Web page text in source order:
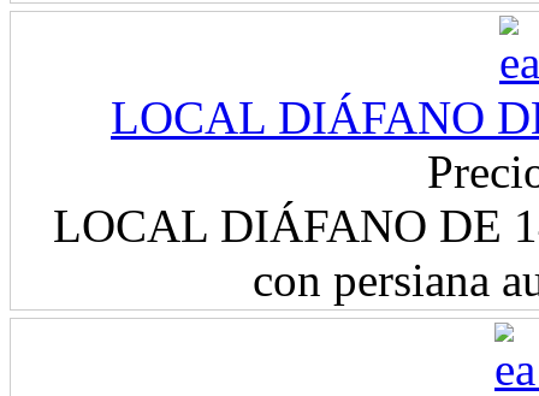
LOCAL DIÁFANO
LOCAL DIÁFANO DE
con persiana